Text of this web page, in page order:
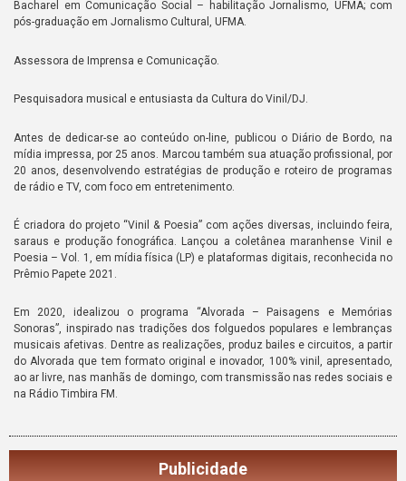
Bacharel em Comunicação Social – habilitação Jornalismo, UFMA; com
pós-graduação em Jornalismo Cultural, UFMA.
Assessora de Imprensa e Comunicação.
Pesquisadora musical e entusiasta da Cultura do Vinil/DJ.
Antes de dedicar-se ao conteúdo on-line, publicou o Diário de Bordo, na
mídia impressa, por 25 anos. Marcou também sua atuação profissional, por
20 anos, desenvolvendo estratégias de produção e roteiro de programas
de rádio e TV, com foco em entretenimento.
É criadora do projeto “Vinil & Poesia” com ações diversas, incluindo feira,
saraus e produção fonográfica. Lançou a coletânea maranhense Vinil e
Poesia – Vol. 1, em mídia física (LP) e plataformas digitais, reconhecida no
Prêmio Papete 2021.
Em 2020, idealizou o programa “Alvorada – Paisagens e Memórias
Sonoras”, inspirado nas tradições dos folguedos populares e lembranças
musicais afetivas. Dentre as realizações, produz bailes e circuitos, a partir
do Alvorada que tem formato original e inovador, 100% vinil, apresentado,
ao ar livre, nas manhãs de domingo, com transmissão nas redes sociais e
na Rádio Timbira FM.
Publicidade